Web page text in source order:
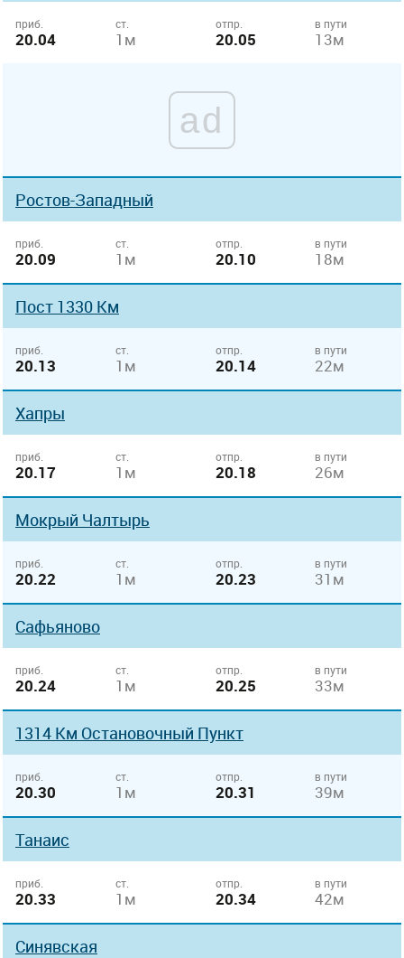
приб.
20.04
ст.
1м
отпр.
20.05
в пути
13м
ad
Ростов-Западный
приб.
20.09
ст.
1м
отпр.
20.10
в пути
18м
Пост 1330 Км
приб.
20.13
ст.
1м
отпр.
20.14
в пути
22м
Хапры
приб.
20.17
ст.
1м
отпр.
20.18
в пути
26м
Мокрый Чалтырь
приб.
20.22
ст.
1м
отпр.
20.23
в пути
31м
Сафьяново
приб.
20.24
ст.
1м
отпр.
20.25
в пути
33м
1314 Км Остановочный Пункт
приб.
20.30
ст.
1м
отпр.
20.31
в пути
39м
Танаис
приб.
20.33
ст.
1м
отпр.
20.34
в пути
42м
Синявская